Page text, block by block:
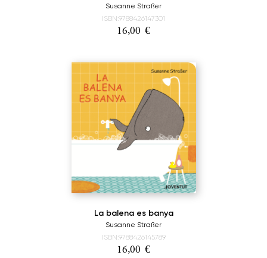
Susanne Straßer
ISBN:9788426147301
16,00 €
La balena es banya
Susanne Straßer
ISBN:9788426145789
16,00 €